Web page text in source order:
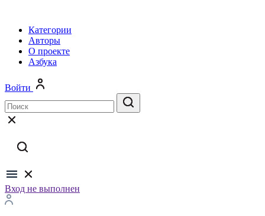
Категории
Авторы
О проекте
Азбука
Войти
Вход не выполнен